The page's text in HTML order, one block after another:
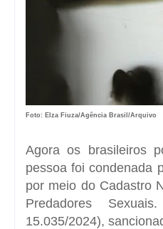
Foto: Elza Fiuza/Agência Brasil/Arquivo
Agora os brasileiros
pessoa foi condenada
por meio do Cadastro
Predadores
15.035/2024),